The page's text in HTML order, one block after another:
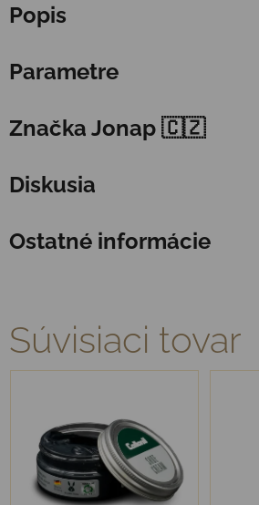
Popis
Parametre
Značka Jonap 🇨🇿
Diskusia
Ostatné informácie
Súvisiaci tovar